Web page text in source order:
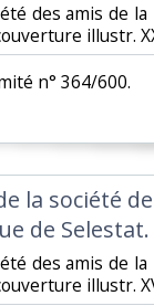
des amis de
illustr.
n° 364/600.‎
la société
de Selestat.
des amis de
illustr.